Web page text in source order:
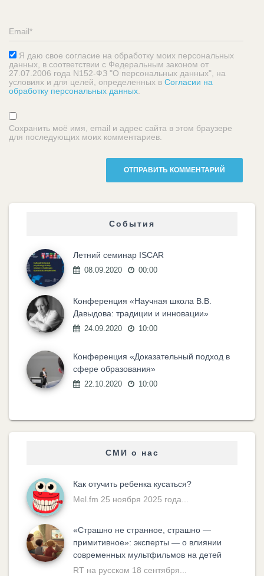
Я даю свое согласие на обработку моих персональных
данных, в соответствии с Федеральным законом от
27.07.2006 года N152-ФЗ "О персональных данных", на
условиях и для целей, определенных в Согласии на
обработку персональных данных.
Сохранить моё имя, email и адрес сайта в этом браузере
для последующих моих комментариев.
События
Летний семинар ISCAR
08.09.2020 00:00
Конференция «Научная школа В.В.
Давыдова: традиции и инновации»
24.09.2020 10:00
Конференция «Доказательный подход в
сфере образования»
22.10.2020 10:00
СМИ о нас
Как отучить ребенка кусаться?
Mel.fm 25 ноября 2025 года...
«Cтрашно не странное, страшно —
примитивное»: эксперты — о влиянии
современных мультфильмов на детей
RT на русском 18 сентября...